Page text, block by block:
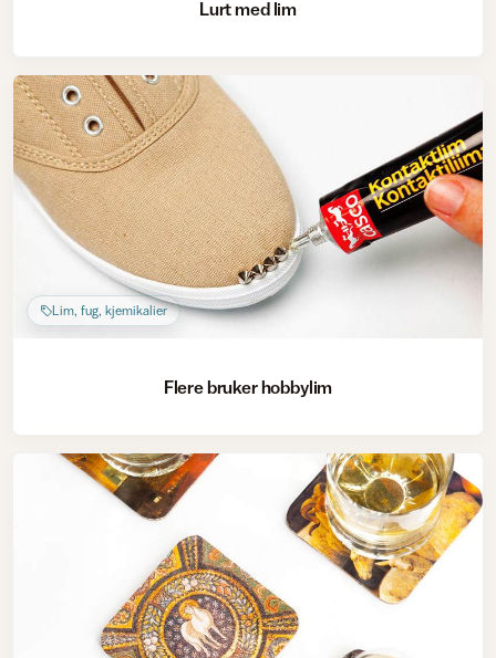
Lurt med lim
Lim, fug, kjemikalier
Flere bruker hobbylim